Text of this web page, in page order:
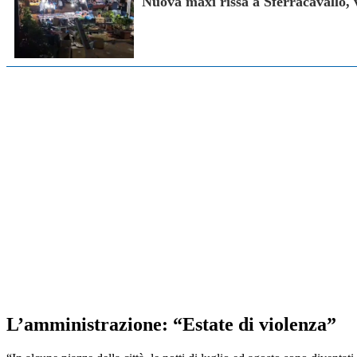
L’amministrazione: “Estate di violenza”